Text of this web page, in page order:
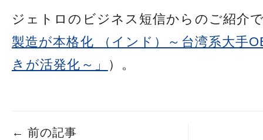
ジェトロのビジネス短信からのご紹介
製造が本格化 （インド）～台湾系大手
きが活発化～」
）。
← 前の記事